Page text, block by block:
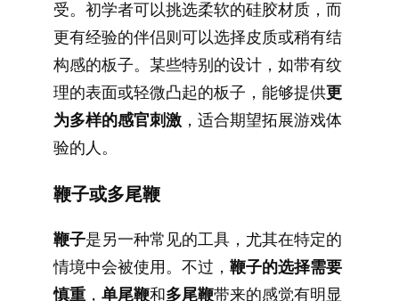
受。初学者可以挑选柔软的硅胶材质，而
更有经验的伴侣则可以选择皮质或稍有结
构感的板子。某些特别的设计，如带有纹
理的表面或轻微凸起的板子，能够提供更
为多样的感官刺激 ，适合期望拓展游戏体
验的人。
鞭子或多尾鞭
鞭子是另一种常见的工具，尤其在特定的
情境中会被使用。不过， 鞭子的选择需要
慎重 ， 单尾鞭和多尾鞭带来的感觉有明显